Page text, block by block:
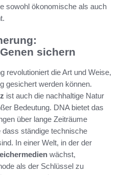
sowohl ökonomische als auch
sichern
revolutioniert die Art und Weise,
gesichert werden können.
ist auch die nachhaltige Natur
Bedeutung. DNA bietet das
über lange Zeiträume
ständige technische
In einer Welt, in der der
wächst,
als der Schlüssel zu